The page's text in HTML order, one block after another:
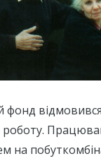
фонд
роботу.
на